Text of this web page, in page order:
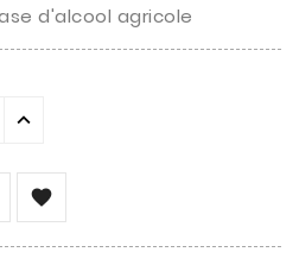
d'alcool agricole
